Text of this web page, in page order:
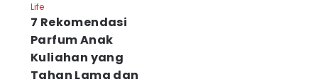
Life
7 Rekomendasi
Parfum Anak
Kuliahan yang
Tahan Lama dan